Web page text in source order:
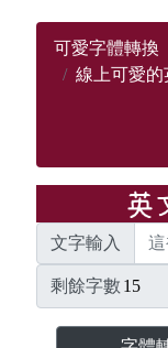
可愛字體轉換
線上可愛的英文
文字輸入
剩餘字數